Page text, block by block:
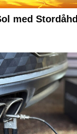
med Stordåhd